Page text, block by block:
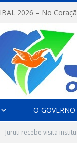
O GOVERNO
Juruti recebe visita